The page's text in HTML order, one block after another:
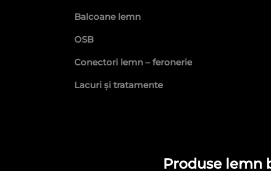
Balcoane lemn
OSB
Conectori lemn – feronerie
Lacuri și tratamente
Produse lemn